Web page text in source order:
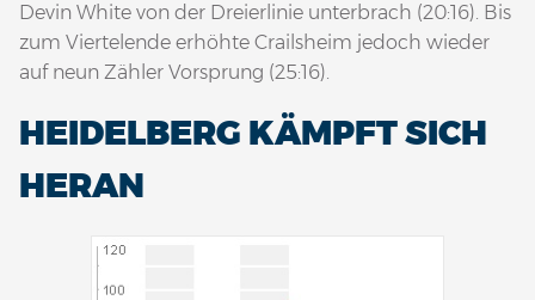
Devin White von der Dreierlinie unterbrach (20:16). Bis
zum Viertelende erhöhte Crailsheim jedoch wieder
auf neun Zähler Vorsprung (25:16).
HEIDELBERG KÄMPFT SICH
HERAN